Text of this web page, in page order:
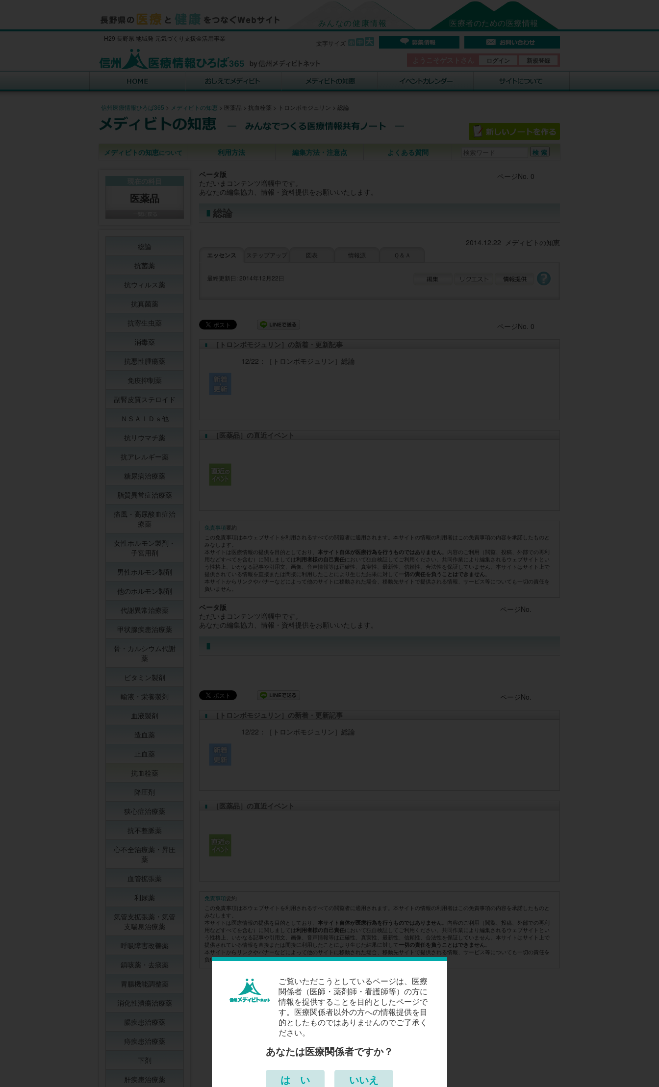
みんなの健康情報 医療者のための医療情報
文字サイズ
H29 長野県 地域発 元気づくり支援金活用事業
ログイン 新規登録
信州医療情報ひろば365 > メディビトの知恵 > 医薬品 > 抗血栓薬 > トロンボモジュリン > 総論
メディビトの知恵について 利用方法 編集方法・注意点 よくある質問
Post navigation
ページNo. 0
ベータ版
ただいまコンテンツ増幅中です。
あなたの編集協力、情報・資料提供をお願いいたします。
総論
2014.12.22 メディビトの知恵
エッセンス ステップアップ 図表 情報源 Ｑ＆Ａ
最終更新日: 2014年12月22日
Post navigation
ページNo. 0
［トロンボモジュリン］の新着・更新記事
12/22：
［トロンボモジュリン］ 総論
［医薬品］の直近イベント
免責事項要約
この免責事項は本ウェブサイトを利用されるすべての閲覧者に適用されます。本サイトの情報の利用者はこの免責事項の内容を承諾したものと
みなします。
本サイトは医療情報の提供を目的としており、 本サイト自体が医療行為を行うものではありません 。内容のご利用（閲覧、投稿、外部での再利
用などすべてを含む）に関しましては利用者様の自己責任において独自検証してご利用ください。共同作業により編集されるウェブサイトとい
う性格上、いかなる記事や引用文、画像、音声情報等は正確性、真実性、最新性、信頼性、合法性を保証していません。本サイトはサイト上で
提供されている情報を直接または間接に利用したことにより生じた結果に対して 一切の責任を負うことはできません
本サイトからリンクやバナーなどによって他のサイトに移動された場合、移動先サイトで提供される情報、サービス等についても一切の責任を
負いません。
Post navigation
ページNo.
ベータ版
ただいまコンテンツ増幅中です。
あなたの編集協力、情報・資料提供をお願いいたします。
Post navigation
ページNo.
［トロンボモジュリン］の新着・更新記事
12/22：
［トロンボモジュリン］ 総論
［医薬品］の直近イベント
免責事項要約
この免責事項は本ウェブサイトを利用されるすべての閲覧者に適用されます。本サイトの情報の利用者はこの免責事項の内容を承諾したものと
みなします。
本サイトは医療情報の提供を目的としており、 本サイト自体が医療行為を行うものではありません 。内容のご利用（閲覧、投稿、外部での再利
用などすべてを含む）に関しましては利用者様の自己責任において独自検証してご利用ください。共同作業により編集されるウェブサイトとい
う性格上、いかなる記事や引用文、画像、音声情報等は正確性、真実性、最新性、信頼性、合法性を保証していません。本サイトはサイト上で
提供されている情報を直接または間接に利用したことにより生じた結果に対して 一切の責任を負うことはできません
本サイトからリンクやバナーなどによって他のサイトに移動された場合、移動先サイトで提供される情報、サービス等についても一切の責任を
負いません。
医薬品
総論
抗菌薬
抗ウィルス薬
抗真菌薬
抗寄生虫薬
消毒薬
抗悪性腫瘍薬
免疫抑制薬
副腎皮質ステロイド
ＮＳＡＩＤｓ他
抗リウマチ薬
抗アレルギー薬
糖尿病治療薬
脂質異常症治療薬
痛風・高尿酸血症治
療薬
女性ホルモン製剤・
子宮用剤
男性ホルモン製剤
他のホルモン製剤
代謝異常治療薬
甲状腺疾患治療薬
骨・カルシウム代謝
薬
ビタミン製剤
輸液・栄養製剤
血液製剤
造血薬
止血薬
抗血栓薬
降圧剤
狭心症治療薬
抗不整脈薬
心不全治療薬・昇圧
薬
血管拡張薬
利尿薬
気管支拡張薬・気管
支喘息治療薬
呼吸障害改善薬
鎮咳薬・去痰薬
胃腸機能調整薬
消化性潰瘍治療薬
腸疾患治療薬
痔疾患治療薬
下剤
肝疾患治療薬
ご覧いただこうとしているページは、医療
関係者（医師・薬剤師・看護師等）の方に
情報を提供することを目的としたページで
す。医療関係者以外の方への情報提供を目
的としたものではありませんのでご了承く
ださい。
あなたは医療関係者ですか？
は い
いいえ